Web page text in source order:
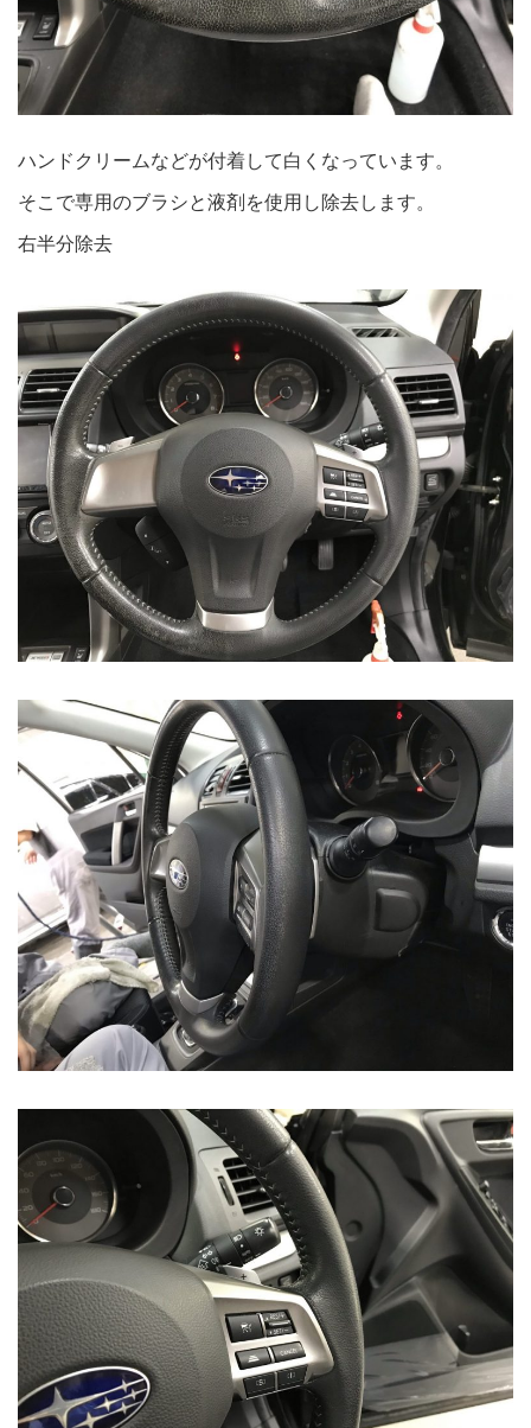
ハンドクリームなどが付着して白くなっています。
そこで専用のブラシと液剤を使用し除去します。
右半分除去